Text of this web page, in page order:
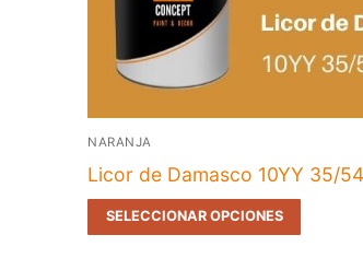
NARANJA
Licor de Damasco 10YY 35/
SELECCIONAR OPCIONES